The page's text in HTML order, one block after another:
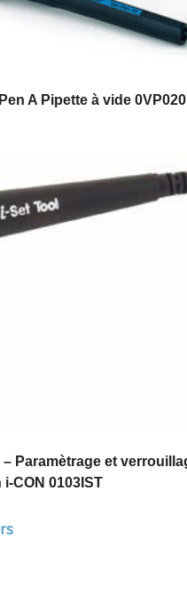
A Pipette à vide 0VP020
– Paramètrage et
CON 0103IST